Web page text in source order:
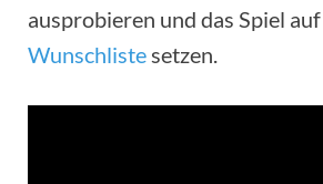
ausprobieren und das Spiel
Wunschlistesetzen.